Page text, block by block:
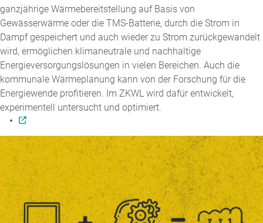
ganzjährige Wärmebereitstellung auf Basis von
Gewässerwärme oder die TMS-Batterie, durch die Strom in
Dampf gespeichert und auch wieder zu Strom zurückgewandelt
wird, ermöglichen klimaneutrale und nachhaltige
Energieversorgungslösungen in vielen Bereichen. Auch die
kommunale Wärmeplanung kann von der Forschung für die
Energiewende profitieren. Im ZKWL wird dafür entwickelt,
experimentell untersucht und optimiert.